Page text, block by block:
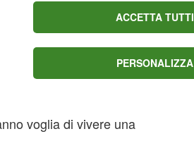
a dare spazio a
della vostra
voglia di vivere una
ACCETTA TUTTI
PERSONALIZZA